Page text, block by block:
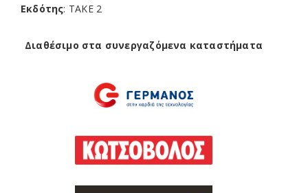
Εκδότης: TAKE 2
Διαθέσιμο στα συνεργαζόμενα καταστήματα